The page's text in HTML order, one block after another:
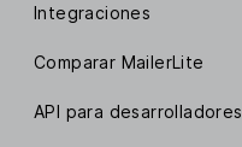
Integraciones
Comparar MailerLite
API para desarrolladores